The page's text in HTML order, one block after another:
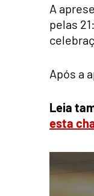
A
pelas
Após a
Leia
esta